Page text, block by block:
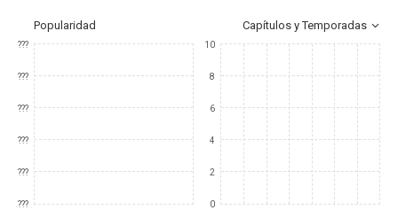
Popularidad Capítulos y Temporadas
???
???
???
???
???
???
10
8
6
4
2
0